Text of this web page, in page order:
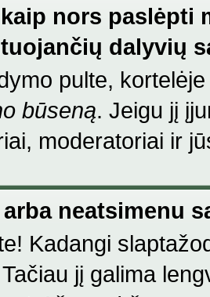
nors paslėpti
dalyvių
pulte,
būseną. Jeigu jį
moderatoriai ir
arba neatsimenu
Kadangi
jį galima